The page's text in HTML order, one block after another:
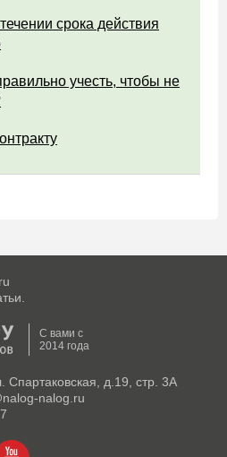
срока действия
учесть, чтобы не
С вами с
2014 года
Спартаковская, д.19, стр. 3А
nalog.ru